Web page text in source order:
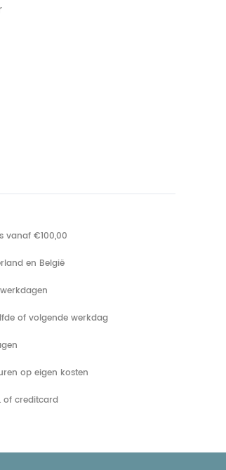
vanaf €100,00
en België
of volgende werkdag
op eigen kosten
of creditcard